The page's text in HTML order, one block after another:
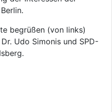
begrüßen (von links)
Udo Simonis und SPD-